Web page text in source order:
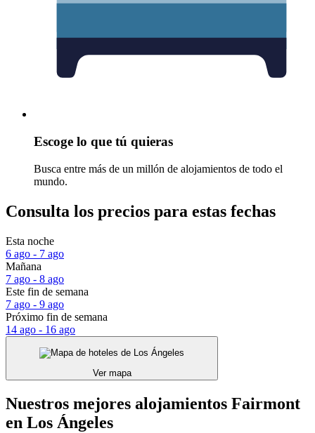
Escoge lo que tú quieras
Busca entre más de un millón de alojamientos de todo el
mundo.
Consulta los precios para estas fechas
Esta noche
6 ago - 7 ago
Mañana
7 ago - 8 ago
Este fin de semana
7 ago - 9 ago
Próximo fin de semana
14 ago - 16 ago
Ver mapa
Nuestros mejores alojamientos Fairmont
en Los Ángeles